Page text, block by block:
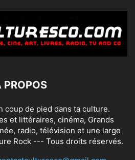
PROPOS
coup de pied dans ta culture.
et littéraires, cinéma, Grands
radio, télévision et une large
Rock --- Tous droits réservés.